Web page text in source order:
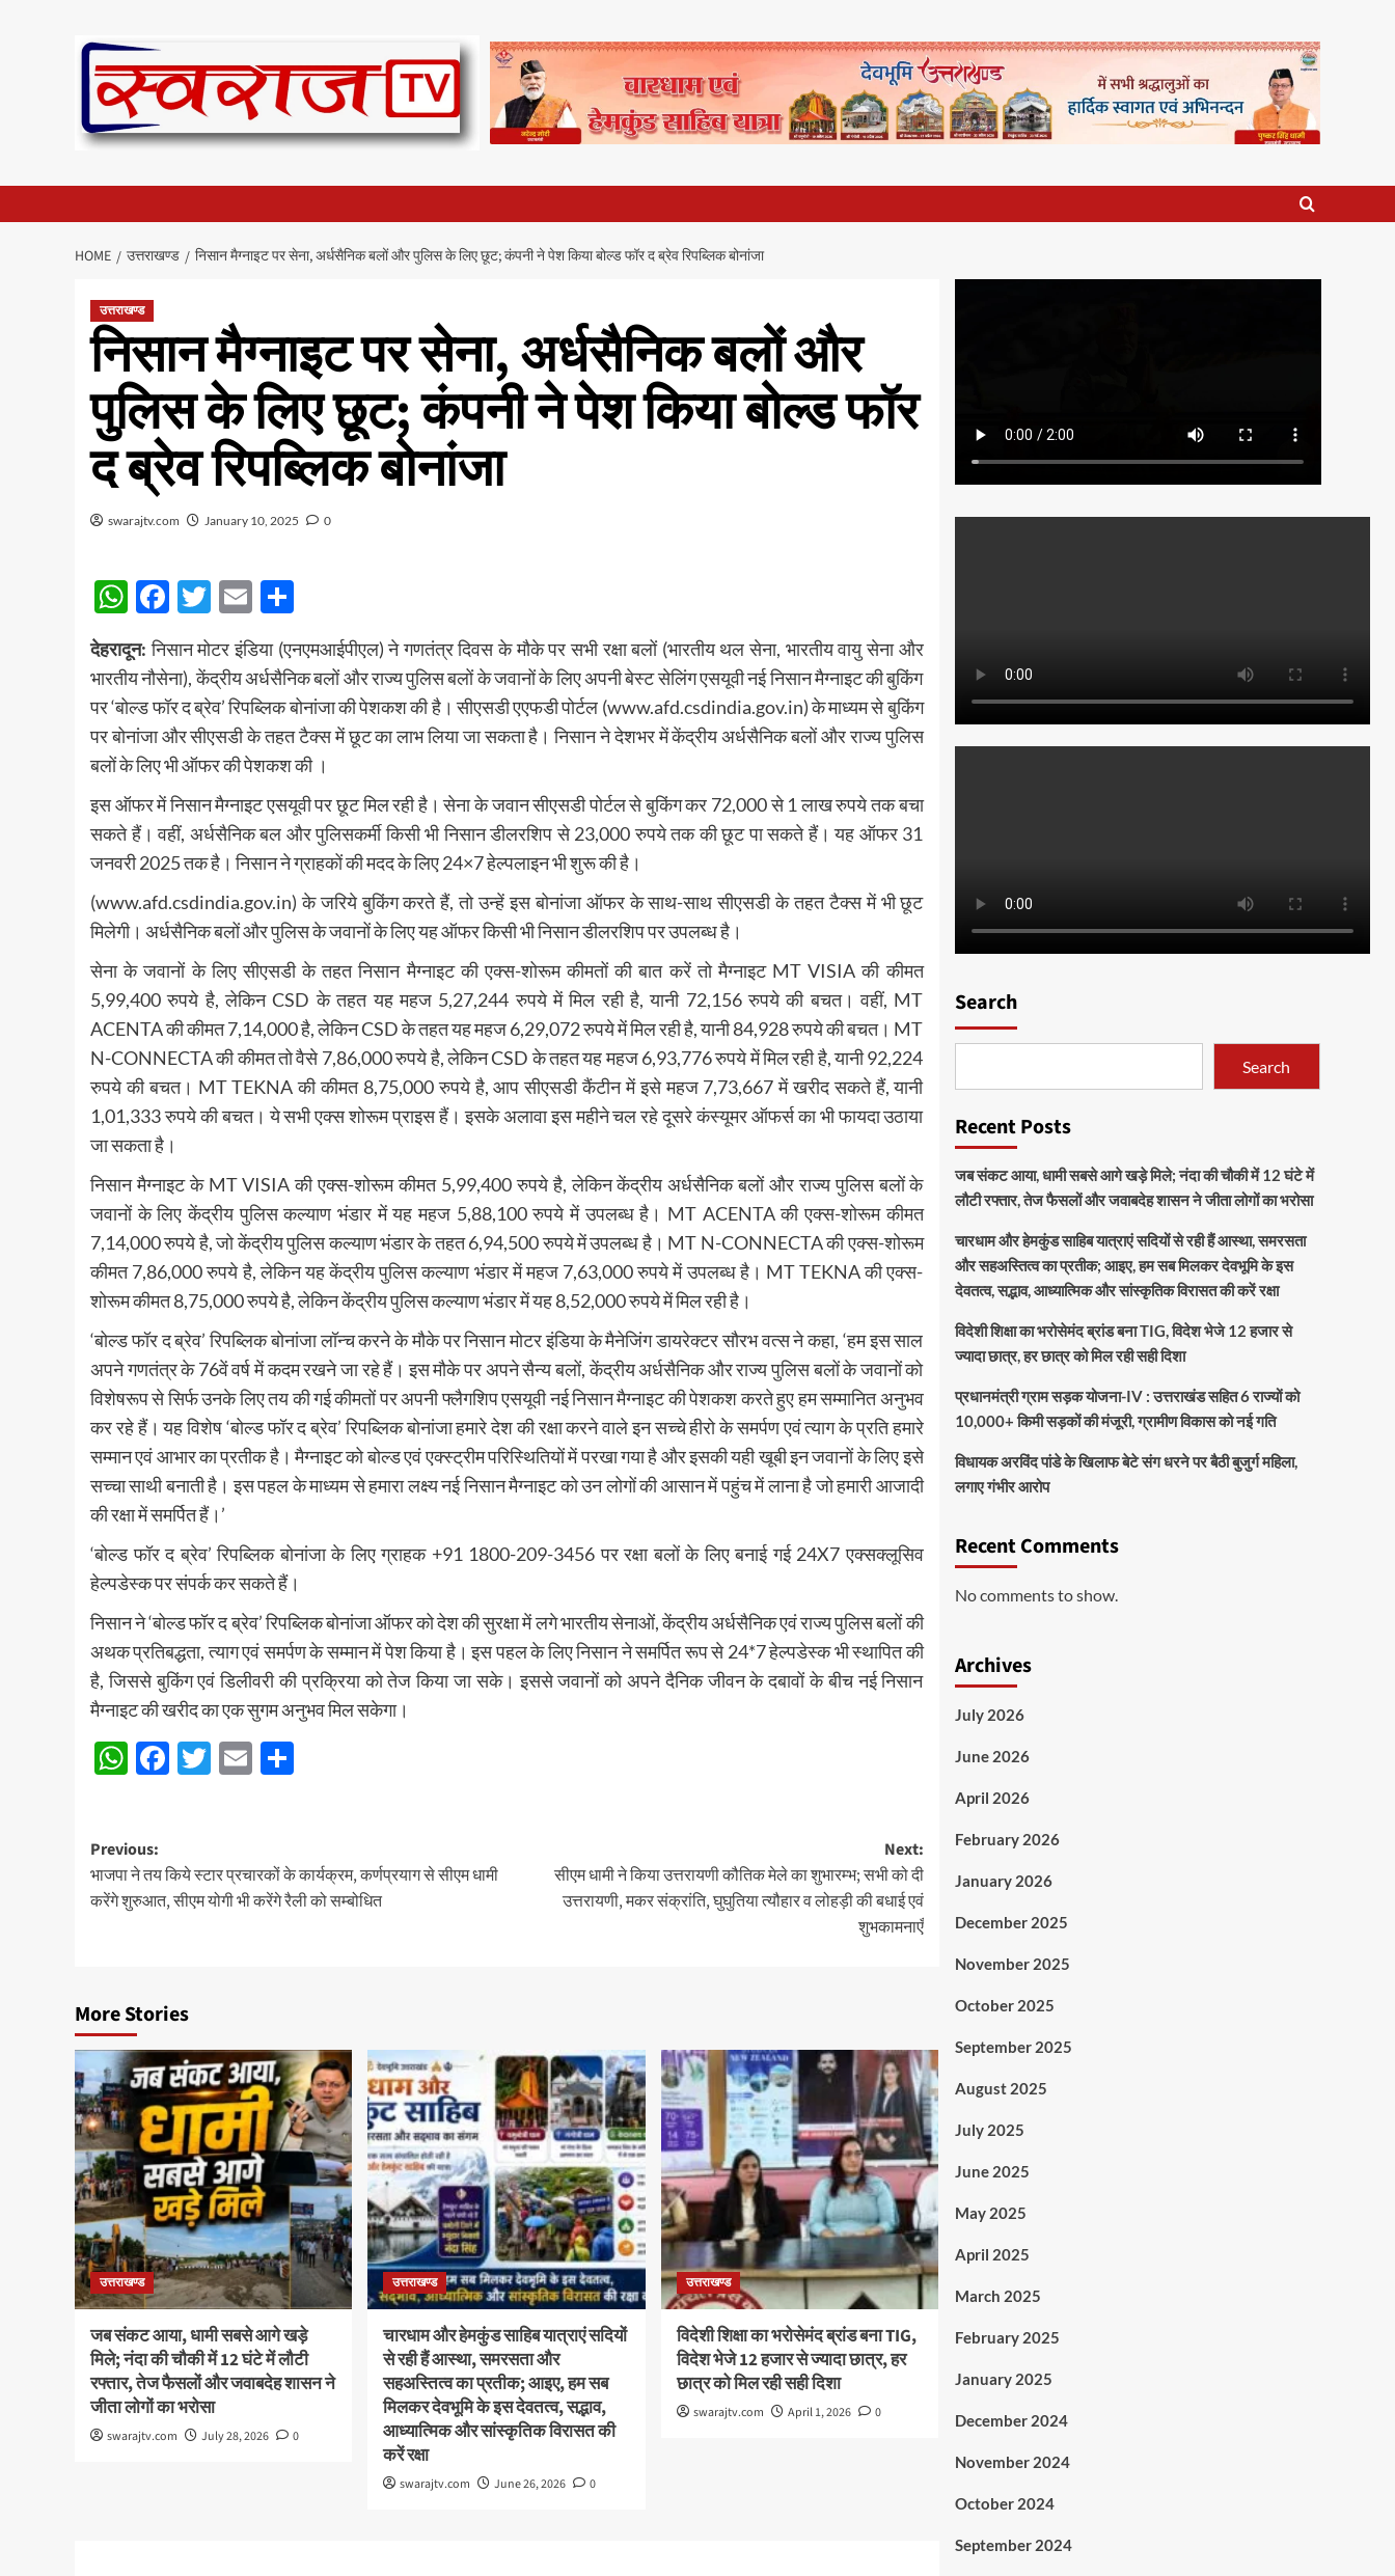
HOME उत्तराखण्ड निसान मैग्नाइट पर सेना, अर्धसैनिक बलों और पुलिस के लिए छूट; कंपनी ने पेश किया बोल्ड फॉर द ब्रेव रिपब्लिक बोनांजा
उत्तराखण्ड
निसान मैग्नाइट पर सेना, अर्धसैनिक बलों और
पुलिस के लिए छूट; कंपनी ने पेश किया बोल्ड फॉर
द ब्रेव रिपब्लिक बोनांजा
swarajtv.com January 10, 2025 0
WhatsApp
Facebook
Twitter
Email
देहरादून: निसान मोटर इंडिया (एनएमआईपीएल) ने गणतंत्र दिवस के मौके पर सभी रक्षा बलों (भारतीय थल सेना, भारतीय वायु सेना और
भारतीय नौसेना), केंद्रीय अर्धसैनिक बलों और राज्य पुलिस बलों के जवानों के लिए अपनी बेस्ट सेलिंग एसयूवी नई निसान मैग्नाइट की बुकिंग
पर ‘बोल्ड फॉर द ब्रेव’ रिपब्लिक बोनांजा की पेशकश की है। सीएसडी एएफडी पोर्टल (www.afd.csdindia.gov.in) के माध्यम से बुकिंग
पर बोनांजा और सीएसडी के तहत टैक्स में छूट का लाभ लिया जा सकता है। निसान ने देशभर में केंद्रीय अर्धसैनिक बलों और राज्य पुलिस
बलों के लिए भी ऑफर की पेशकश की ।
इस ऑफर में निसान मैग्नाइट एसयूवी पर छूट मिल रही है। सेना के जवान सीएसडी पोर्टल से बुकिंग कर 72,000 से 1 लाख रुपये तक बचा
सकते हैं। वहीं, अर्धसैनिक बल और पुलिसकर्मी किसी भी निसान डीलरशिप से 23,000 रुपये तक की छूट पा सकते हैं। यह ऑफर 31
जनवरी 2025 तक है। निसान ने ग्राहकों की मदद के लिए 24×7 हेल्पलाइन भी शुरू की है।
(www.afd.csdindia.gov.in) के जरिये बुकिंग करते हैं, तो उन्हें इस बोनांजा ऑफर के साथ-साथ सीएसडी के तहत टैक्स में भी छूट
मिलेगी। अर्धसैनिक बलों और पुलिस के जवानों के लिए यह ऑफर किसी भी निसान डीलरशिप पर उपलब्ध है।
सेना के जवानों के लिए सीएसडी के तहत निसान मैग्नाइट की एक्स-शोरूम कीमतों की बात करें तो मैग्नाइट MT VISIA की कीमत
5,99,400 रुपये है, लेकिन CSD के तहत यह महज 5,27,244 रुपये में मिल रही है, यानी 72,156 रुपये की बचत। वहीं, MT
ACENTA की कीमत 7,14,000 है, लेकिन CSD के तहत यह महज 6,29,072 रुपये में मिल रही है, यानी 84,928 रुपये की बचत। MT
N-CONNECTA की कीमत तो वैसे 7,86,000 रुपये है, लेकिन CSD के तहत यह महज 6,93,776 रुपये में मिल रही है, यानी 92,224
रुपये की बचत। MT TEKNA की कीमत 8,75,000 रुपये है, आप सीएसडी कैंटीन में इसे महज 7,73,667 में खरीद सकते हैं, यानी
1,01,333 रुपये की बचत। ये सभी एक्स शोरूम प्राइस हैं। इसके अलावा इस महीने चल रहे दूसरे कंस्यूमर ऑफर्स का भी फायदा उठाया
जा सकता है।
निसान मैग्नाइट के MT VISIA की एक्स-शोरूम कीमत 5,99,400 रुपये है, लेकिन केंद्रीय अर्धसैनिक बलों और राज्य पुलिस बलों के
जवानों के लिए केंद्रीय पुलिस कल्याण भंडार में यह महज 5,88,100 रुपये में उपलब्ध है। MT ACENTA की एक्स-शोरूम कीमत
7,14,000 रुपये है, जो केंद्रीय पुलिस कल्याण भंडार के तहत 6,94,500 रुपये में उपलब्ध है। MT N-CONNECTA की एक्स-शोरूम
कीमत 7,86,000 रुपये है, लेकिन यह केंद्रीय पुलिस कल्याण भंडार में महज 7,63,000 रुपये में उपलब्ध है। MT TEKNA की एक्स-
शोरूम कीमत 8,75,000 रुपये है, लेकिन केंद्रीय पुलिस कल्याण भंडार में यह 8,52,000 रुपये में मिल रही है।
‘बोल्ड फॉर द ब्रेव’ रिपब्लिक बोनांजा लॉन्च करने के मौके पर निसान मोटर इंडिया के मैनेजिंग डायरेक्टर सौरभ वत्स ने कहा, ‘हम इस साल
अपने गणतंत्र के 76वें वर्ष में कदम रखने जा रहे हैं। इस मौके पर अपने सैन्य बलों, केंद्रीय अर्धसैनिक और राज्य पुलिस बलों के जवानों को
विशेषरूप से सिर्फ उनके लिए तय की गई कीमतों पर अपनी फ्लैगशिप एसयूवी नई निसान मैग्नाइट की पेशकश करते हुए हम सम्मानित अनुभव
कर रहे हैं। यह विशेष ‘बोल्ड फॉर द ब्रेव’ रिपब्लिक बोनांजा हमारे देश की रक्षा करने वाले इन सच्चे हीरो के समर्पण एवं त्याग के प्रति हमारे
सम्मान एवं आभार का प्रतीक है। मैग्नाइट को बोल्ड एवं एक्स्ट्रीम परिस्थितियों में परखा गया है और इसकी यही खूबी इन जवानों के लिए इसे
सच्चा साथी बनाती है। इस पहल के माध्यम से हमारा लक्ष्य नई निसान मैग्नाइट को उन लोगों की आसान में पहुंच में लाना है जो हमारी आजादी
की रक्षा में समर्पित हैं।’
‘बोल्ड फॉर द ब्रेव’ रिपब्लिक बोनांजा के लिए ग्राहक +91 1800-209-3456 पर रक्षा बलों के लिए बनाई गई 24X7 एक्सक्लूसिव
हेल्पडेस्क पर संपर्क कर सकते हैं।
निसान ने ‘बोल्ड फॉर द ब्रेव’ रिपब्लिक बोनांजा ऑफर को देश की सुरक्षा में लगे भारतीय सेनाओं, केंद्रीय अर्धसैनिक एवं राज्य पुलिस बलों की
अथक प्रतिबद्धता, त्याग एवं समर्पण के सम्मान में पेश किया है। इस पहल के लिए निसान ने समर्पित रूप से 24*7 हेल्पडेस्क भी स्थापित की
है, जिससे बुकिंग एवं डिलीवरी की प्रक्रिया को तेज किया जा सके। इससे जवानों को अपने दैनिक जीवन के दबावों के बीच नई निसान
मैग्नाइट की खरीद का एक सुगम अनुभव मिल सकेगा।
WhatsApp
Facebook
Twitter
Email
Post
navigation
Previous:
भाजपा ने तय किये स्टार प्रचारकों के कार्यक्रम, कर्णप्रयाग से सीएम धामी
करेंगे शुरुआत, सीएम योगी भी करेंगे रैली को सम्बोधित
Next:
सीएम धामी ने किया उत्तरायणी कौतिक मेले का शुभारम्भ; सभी को दी
उत्तरायणी, मकर संक्रांति, घुघुतिया त्यौहार व लोहड़ी की बधाई एवं
शुभकामनाएँ
More Stories
उत्तराखण्ड
जब संकट आया, धामी सबसे आगे खड़े
मिले; नंदा की चौकी में 12 घंटे में लौटी
रफ्तार, तेज फैसलों और जवाबदेह शासन ने
जीता लोगों का भरोसा
swarajtv.com July 28, 2026 0
उत्तराखण्ड
चारधाम और हेमकुंड साहिब यात्राएं सदियों
से रही हैं आस्था, समरसता और
सहअस्तित्व का प्रतीक; आइए, हम सब
मिलकर देवभूमि के इस देवतत्व, सद्भाव,
आध्यात्मिक और सांस्कृतिक विरासत की
करें रक्षा
swarajtv.com June 26, 2026 0
उत्तराखण्ड
विदेशी शिक्षा का भरोसेमंद ब्रांड बना TIG,
विदेश भेजे 12 हजार से ज्यादा छात्र, हर
छात्र को मिल रही सही दिशा
swarajtv.com April 1, 2026 0
Search
Search
Recent Posts
जब संकट आया, धामी सबसे आगे खड़े मिले; नंदा की चौकी में 12 घंटे में
लौटी रफ्तार, तेज फैसलों और जवाबदेह शासन ने जीता लोगों का भरोसा
चारधाम और हेमकुंड साहिब यात्राएं सदियों से रही हैं आस्था, समरसता
और सहअस्तित्व का प्रतीक; आइए, हम सब मिलकर देवभूमि के इस
देवतत्व, सद्भाव, आध्यात्मिक और सांस्कृतिक विरासत की करें रक्षा
विदेशी शिक्षा का भरोसेमंद ब्रांड बना TIG, विदेश भेजे 12 हजार से
ज्यादा छात्र, हर छात्र को मिल रही सही दिशा
प्रधानमंत्री ग्राम सड़क योजना-IV : उत्तराखंड सहित 6 राज्यों को
10,000+ किमी सड़कों की मंजूरी, ग्रामीण विकास को नई गति
विधायक अरविंद पांडे के खिलाफ बेटे संग धरने पर बैठी बुजुर्ग महिला,
लगाए गंभीर आरोप
Recent Comments
No comments to show.
Archives
July 2026
June 2026
April 2026
February 2026
January 2026
December 2025
November 2025
October 2025
September 2025
August 2025
July 2025
June 2025
May 2025
April 2025
March 2025
February 2025
January 2025
December 2024
November 2024
October 2024
September 2024